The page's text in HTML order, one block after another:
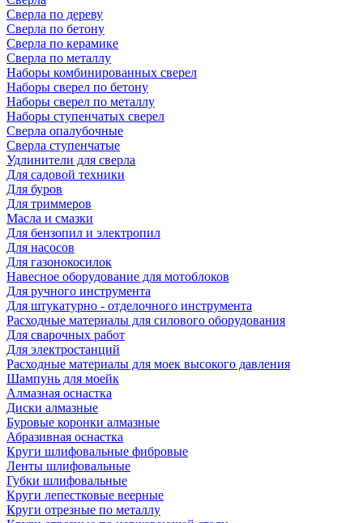
Сверла по дереву
Сверла по бетону
Сверла по керамике
Сверла по металлу
Наборы комбинированных сверел
Наборы сверел по бетону
Наборы сверел по металлу
Наборы ступенчатых сверел
Сверла опалубочные
Сверла ступенчатые
Удлинители для сверла
Для садовой техники
Для буров
Для триммеров
Масла и смазки
Для бензопил и электропил
Для насосов
Для газонокосилок
Навесное оборудование для мотоблоков
Для ручного инструмента
Для штукатурно - отделочного инструмента
Расходные материалы для силового оборудования
Для сварочных работ
Для электростанций
Расходные материалы для моек высокого давления
Шампунь для моейк
Алмазная оснастка
Диски алмазные
Буровые коронки алмазные
Абразивная оснастка
Круги шлифовальные фибровые
Ленты шлифовальные
Губки шлифовальные
Круги лепестковые веерные
Круги отрезные по металлу